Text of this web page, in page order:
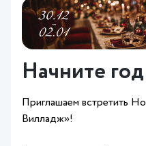
Начните
Приглашаем встретить
Вилладж»!